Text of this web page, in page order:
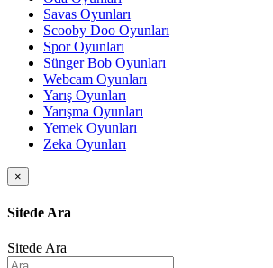
Savas Oyunları
Scooby Doo Oyunları
Spor Oyunları
Sünger Bob Oyunları
Webcam Oyunları
Yarış Oyunları
Yarışma Oyunları
Yemek Oyunları
Zeka Oyunları
×
Sitede Ara
Sitede Ara